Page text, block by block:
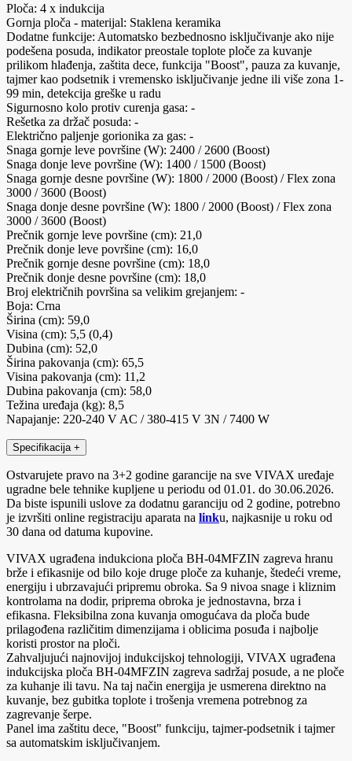
Ploča: 4 x indukcija
Gornja ploča - materijal: Staklena keramika
Dodatne funkcije: Automatsko bezbednosno isključivanje ako nije
podešena posuda, indikator preostale toplote ploče za kuvanje
prilikom hlađenja, zaštita dece, funkcija "Boost", pauza za kuvanje,
tajmer kao podsetnik i vremensko isključivanje jedne ili više zona 1-
99 min, detekcija greške u radu
Sigurnosno kolo protiv curenja gasa: -
Rešetka za držač posuda: -
Električno paljenje gorionika za gas: -
Snaga gornje leve površine (W): 2400 / 2600 (Boost)
Snaga donje leve površine (W): 1400 / 1500 (Boost)
Snaga gornje desne površine (W): 1800 / 2000 (Boost) / Flex zona
3000 / 3600 (Boost)
Snaga donje desne površine (W): 1800 / 2000 (Boost) / Flex zona
3000 / 3600 (Boost)
Prečnik gornje leve površine (cm): 21,0
Prečnik donje leve površine (cm): 16,0
Prečnik gornje desne površine (cm): 18,0
Prečnik donje desne površine (cm): 18,0
Broj električnih površina sa velikim grejanjem: -
Boja: Crna
Širina (cm): 59,0
Visina (cm): 5,5 (0,4)
Dubina (cm): 52,0
Širina pakovanja (cm): 65,5
Visina pakovanja (cm): 11,2
Dubina pakovanja (cm): 58,0
Težina uređaja (kg): 8,5
Napajanje: 220-240 V AC / 380-415 V 3N / 7400 W
Specifikacija +
Ostvarujete pravo na 3+2 godine garancije na sve VIVAX uređaje
ugradne bele tehnike kupljene u periodu od 01.01. do 30.06.2026.
Da biste ispunili uslove za dodatnu garanciju od 2 godine, potrebno
je izvršiti online registraciju aparata na linku, najkasnije u roku od
30 dana od datuma kupovine.
VIVAX ugrađena indukciona ploča BH-04MFZIN zagreva hranu
brže i efikasnije od bilo koje druge ploče za kuhanje, štedeći vreme,
energiju i ubrzavajući pripremu obroka. Sa 9 nivoa snage i kliznim
kontrolama na dodir, priprema obroka je jednostavna, brza i
efikasna. Fleksibilna zona kuvanja omogućava da ploča bude
prilagođena različitim dimenzijama i oblicima posuđa i najbolje
koristi prostor na ploči.
Zahvaljujući najnovijoj indukcijskoj tehnologiji, VIVAX ugrađena
indukcijska ploča BH-04MFZIN zagreva sadržaj posude, a ne ploče
za kuhanje ili tavu. Na taj način energija je usmerena direktno na
kuvanje, bez gubitka toplote i trošenja vremena potrebnog za
zagrevanje šerpe.
Panel ima zaštitu dece, "Boost" funkciju, tajmer-podsetnik i tajmer
sa automatskim isključivanjem.